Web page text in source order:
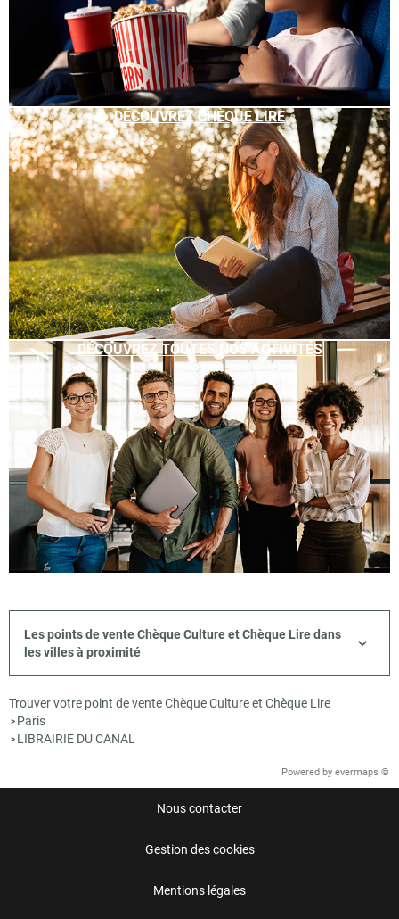
DÉCOUVREZ CHÈQUE LIRE
DÉCOUVREZ TOUTES NOS ACTIVITÉS
Les points de vente Chèque Culture et Chèque Lire dans
les villes à proximité
Trouver votre point de vente Chèque Culture et Chèque Lire
> Paris
> LIBRAIRIE DU CANAL
Powered by evermaps ©
Nous contacter
Gestion des cookies
Mentions légales